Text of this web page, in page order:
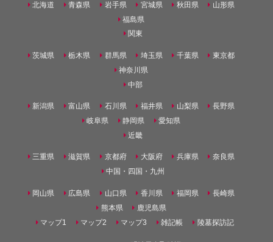
北海道 青森県 岩手県 宮城県 秋田県
山形県
福島県
関東
茨城県 栃木県 群馬県 埼玉県 千葉県
東京都
神奈川県
中部
新潟県 富山県 石川県 福井県 山梨県
長野県
岐阜県
静岡県
愛知県
近畿
三重県 滋賀県 京都府 大阪府 兵庫県
奈良県
中国・四国・九州
岡山県 広島県 山口県 香川県 福岡県
長崎県
熊本県
鹿児島県
マップ1
マップ2 マップ3 雑記帳 陵墓探訪記